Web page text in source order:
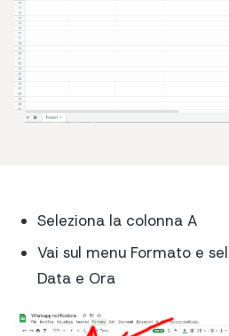
Seleziona la colonna A
Vai sul menu Formato e
Data e Ora